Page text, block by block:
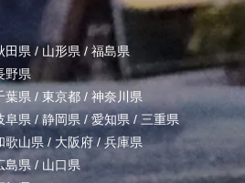
田県 / 山形県/ 福島県
野県
葉県 / 東京都 / 神奈川県
阜県 / 静岡県 / 愛知県 / 三重県
歌山県/ 大阪府 /兵庫県
島県 / 山口県